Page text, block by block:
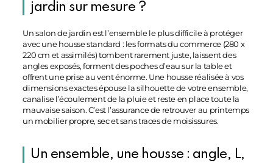
jardin sur mesure ?
Un salon de jardin est l’ensemble le plus difficile à protéger
avec une housse standard : les formats du commerce (280 x
220 cm et assimilés) tombent rarement juste, laissent des
angles exposés, forment des poches d’eau sur la table et
offrent une prise au vent énorme. Une housse réalisée à vos
dimensions exactes épouse la silhouette de votre ensemble,
canalise l’écoulement de la pluie et reste en place toute la
mauvaise saison. C’est l’assurance de retrouver au printemps
un mobilier propre, sec et sans traces de moisissures.
Un ensemble, une housse : angle, L,